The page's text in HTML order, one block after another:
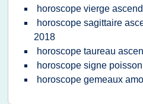
horoscope vierge
horoscope sagittaire
2018
horoscope taureau
horoscope signe
horoscope gemeaux